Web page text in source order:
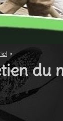
‎ > ‎
du